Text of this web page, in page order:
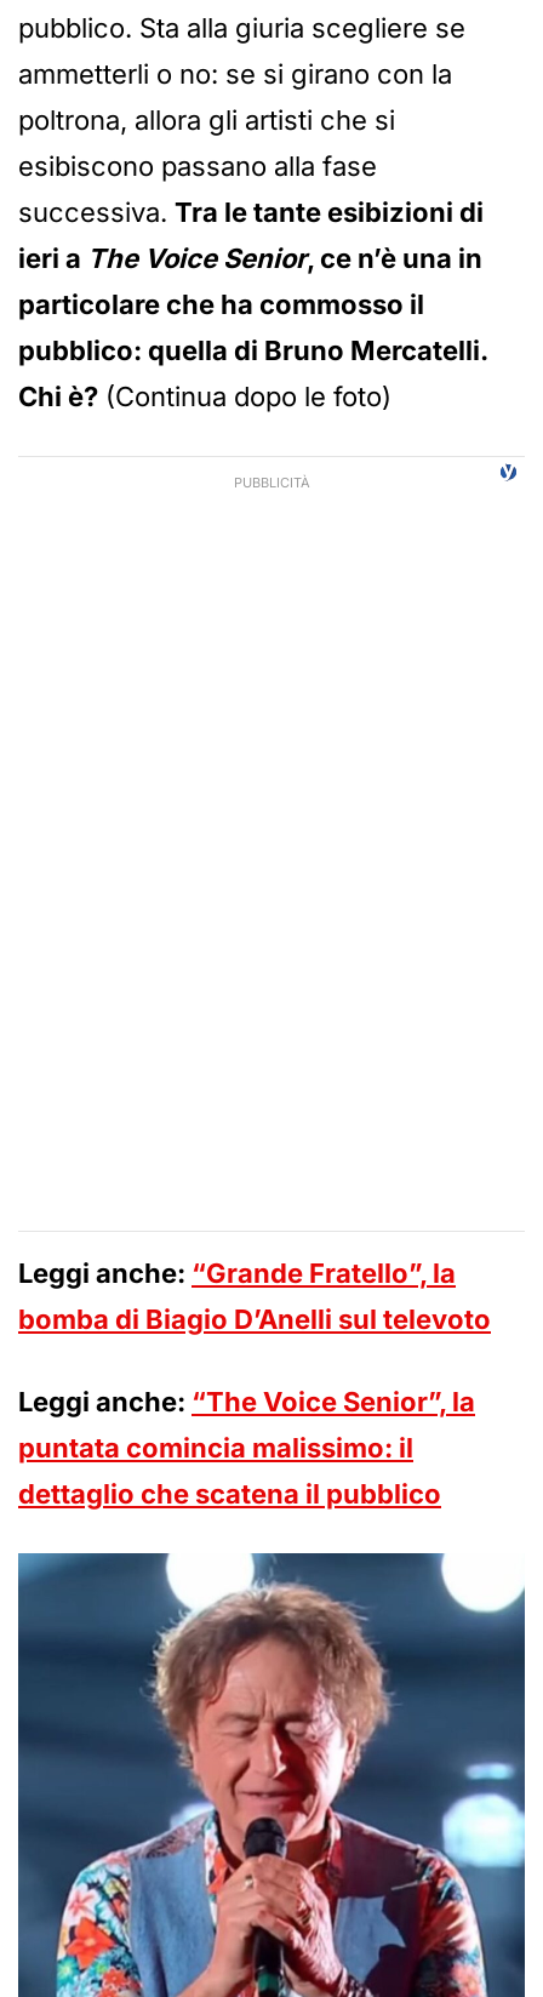
pubblico. Sta alla giuria scegliere se
ammetterli o no: se si girano con la
poltrona, allora gli artisti che si
esibiscono passano alla fase
successiva. Tra le tante esibizioni di
ieri a The Voice Senior, ce n’è una in
particolare che ha commosso il
pubblico: quella di Bruno Mercatelli.
Chi è? (Continua dopo le foto)
Leggi anche: “Grande Fratello”, la
bomba di Biagio D’Anelli sul televoto
Leggi anche: “The Voice Senior”, la
puntata comincia malissimo: il
dettaglio che scatena il pubblico